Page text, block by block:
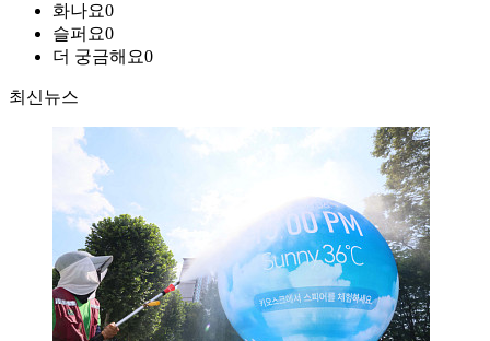
화나요0
슬퍼요0
더 궁금해요0
최신뉴스